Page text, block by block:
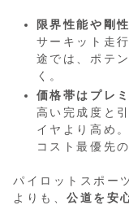
限界性能や剛
サーキット走
途では、ポテ
く。
価格帯はプレ
高い完成度と
イヤより高め。
コスト最優先
パイロットスポー
よりも、公道を安